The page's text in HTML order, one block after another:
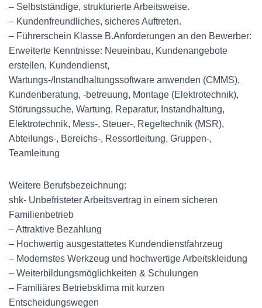
– Selbstständige, strukturierte Arbeitsweise.
– Kundenfreundliches, sicheres Auftreten.
– Führerschein Klasse B.Anforderungen an den Bewerber:
Erweiterte Kenntnisse: Neueinbau, Kundenangebote
erstellen, Kundendienst,
Wartungs-/Instandhaltungssoftware anwenden (CMMS),
Kundenberatung, -betreuung, Montage (Elektrotechnik),
Störungssuche, Wartung, Reparatur, Instandhaltung,
Elektrotechnik, Mess-, Steuer-, Regeltechnik (MSR),
Abteilungs-, Bereichs-, Ressortleitung, Gruppen-,
Teamleitung
Weitere Berufsbezeichnung:
shk- Unbefristeter Arbeitsvertrag in einem sicheren
Familienbetrieb
– Attraktive Bezahlung
– Hochwertig ausgestattetes Kundendienstfahrzeug
– Modernstes Werkzeug und hochwertige Arbeitskleidung
– Weiterbildungsmöglichkeiten & Schulungen
– Familiäres Betriebsklima mit kurzen
Entscheidungswegen